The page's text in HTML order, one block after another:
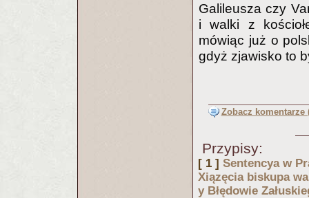
Galileusza czy
i walki z
mówiąc już o
gdyż zjawisko to
Zobacz komentarze
Przypisy:
[ 1 ] Sentencya w
Xiązęcia biskupa
y Błędowie